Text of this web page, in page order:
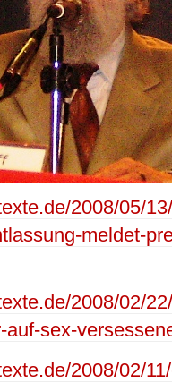
2008/05/
meldet-
2008/02/
sex-
2008/02/